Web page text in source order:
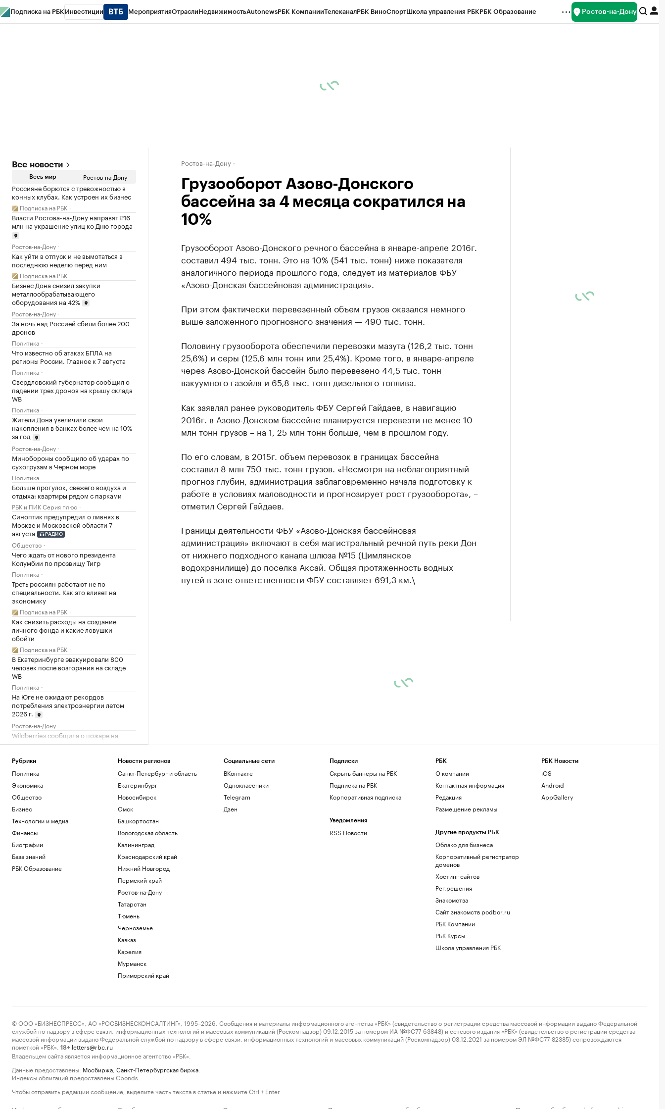
Подписка на РБК Инвестиции МероприятияОтраслиНедвижимостьAutonewsРБК КомпанииТелеканалРБК ВиноСпортШкола управления РБКРБК Образование Ростов-на-Дону
Все новости
Весь мир Ростов-на-Дону
Россияне борются с тревожностью в
конных клубах. Как устроен их бизнес
Подписка на РБК
Власти Ростова-на-Дону направят ₽16
млн на украшение улиц ко Дню города
Ростов-на-Дону
Как уйти в отпуск и не вымотаться в
последнюю неделю перед ним
Подписка на РБК
Бизнес Дона снизил закупки
металлообрабатывающего
оборудования на 42%
Ростов-на-Дону
За ночь над Россией сбили более 200
дронов
Политика
Что известно об атаках БПЛА на
регионы России. Главное к 7 августа
Политика
Свердловский губернатор сообщил о
падении трех дронов на крышу склада
WB
Политика
Жители Дона увеличили свои
накопления в банках более чем на 10%
за год
Ростов-на-Дону
Минобороны сообщило об ударах по
сухогрузам в Черном море
Политика
Больше прогулок, свежего воздуха и
отдыха: квартиры рядом с парками
РБК и ПИК Серия плюс
Синоптик предупредил о ливнях в
Москве и Московской области 7
августа
РАДИО
Общество
Чего ждать от нового президента
Колумбии по прозвищу Тигр
Политика
Треть россиян работают не по
специальности. Как это влияет на
экономику
Подписка на РБК
Как снизить расходы на создание
личного фонда и какие ловушки
обойти
Подписка на РБК
В Екатеринбурге эвакуировали 800
человек после возгорания на складе
WB
Политика
На Юге не ожидают рекордов
потребления электроэнергии летом
2026 г.
Ростов-на-Дону
Wildberries сообщила о пожаре на
складе в Екатеринбурге после атаки
Число пенсионеров в России
сократилось на 409 тыс. за год
Общество
«Защита от стресса» с доходностью от
40%: куда вложить дивиденды
Подписка на РБК
В Ростове планируют завершить
формирование грузового каркаса в
Ростов-на-Дону
Загрузить еще
Ростов-на-Дону
Грузооборот Азово-Донского
бассейна за 4 месяца сократился на
10%
Грузооборот Азово-Донского речного бассейна в январе-апреле 2016г.
составил 494 тыс. тонн. Это на 10% (541 тыс. тонн) ниже показателя
аналогичного периода прошлого года, следует из материалов ФБУ
«Азово-Донская бассейновая администрация».
При этом фактически перевезенный объем грузов оказался немного
выше заложенного прогнозного значения — 490 тыс. тонн.
Половину грузооборота обеспечили перевозки мазута (126,2 тыс. тонн
25,6%) и серы (125,6 млн тонн или 25,4%). Кроме того, в январе-апреле
через Азово-Донской бассейн было перевезено 44,5 тыс. тонн
вакуумного газойля и 65,8 тыс. тонн дизельного топлива.
Как заявлял ранее руководитель ФБУ Сергей Гайдаев, в навигацию
2016г. в Азово-Донском бассейне планируется перевезти не менее 10
млн тонн грузов – на 1, 25 млн тонн больше, чем в прошлом году.
По его словам, в 2015г. объем перевозок в границах бассейна
составил 8 млн 750 тыс. тонн грузов. «Несмотря на неблагоприятный
прогноз глубин, администрация заблаговременно начала подготовку к
работе в условиях маловодности и прогнозирует рост грузооборота», –
отметил Сергей Гайдаев.
Границы деятельности ФБУ «Азово-Донская бассейновая
администрация» включают в себя магистральный речной путь реки Дон
от нижнего подходного канала шлюза №15 (Цимлянское
водохранилище) до поселка Аксай. Общая протяженность водных
путей в зоне ответственности ФБУ составляет 691,3 км.\
Рубрики
Политика
Экономика
Общество
Бизнес
Технологии и медиа
Финансы
Биографии
База знаний
РБК Образование
Новости регионов
Санкт-Петербург и область
Екатеринбург
Новосибирск
Омск
Башкортостан
Вологодская область
Калининград
Краснодарский край
Нижний Новгород
Пермский край
Ростов-на-Дону
Татарстан
Тюмень
Черноземье
Кавказ
Карелия
Мурманск
Приморский край
Социальные сети
ВКонтакте
Одноклассники
Telegram
Дзен
Подписки
Скрыть баннеры на РБК
Подписка на РБК
Корпоративная подписка
Уведомления
RSS Новости
РБК
О компании
Контактная информация
Редакция
Размещение рекламы
Другие продукты РБК
Облако для бизнеса
Корпоративный регистратор
доменов
Хостинг сайтов
Рег.решения
Знакомства
Сайт знакомств podbor.ru
РБК Компании
РБК Курсы
Школа управления РБК
РБК Новости
iOS
Android
AppGallery
© ООО «БИЗНЕСПРЕСС», АО «РОСБИЗНЕСКОНСАЛТИНГ», 1995–2026. Сообщения и материалы информационного агентства «РБК» (свидетельство о регистрации средства массовой информации выдано Федеральной
службой по надзору в сфере связи, информационных технологий и массовых коммуникаций (Роскомнадзор) 09.12.2015 за номером ИА №ФС77-63848) и сетевого издания «РБК» (свидетельство о регистрации средства
массовой информации выдано Федеральной службой по надзору в сфере связи, информационных технологий и массовых коммуникаций (Роскомнадзор) 03.12.2021 за номером ЭЛ №ФС77-82385) сопровождаются
пометкой «РБК».
18+ letters@rbc.ru
Владельцем сайта является информационное агентство «РБК».
Данные предоставлены: Мосбиржа Санкт-Петербургская биржа
Индексы облигаций предоставлены Cbonds.
Чтобы отправить редакции сообщение, выделите часть текста в статье и нажмите Ctrl + Enter